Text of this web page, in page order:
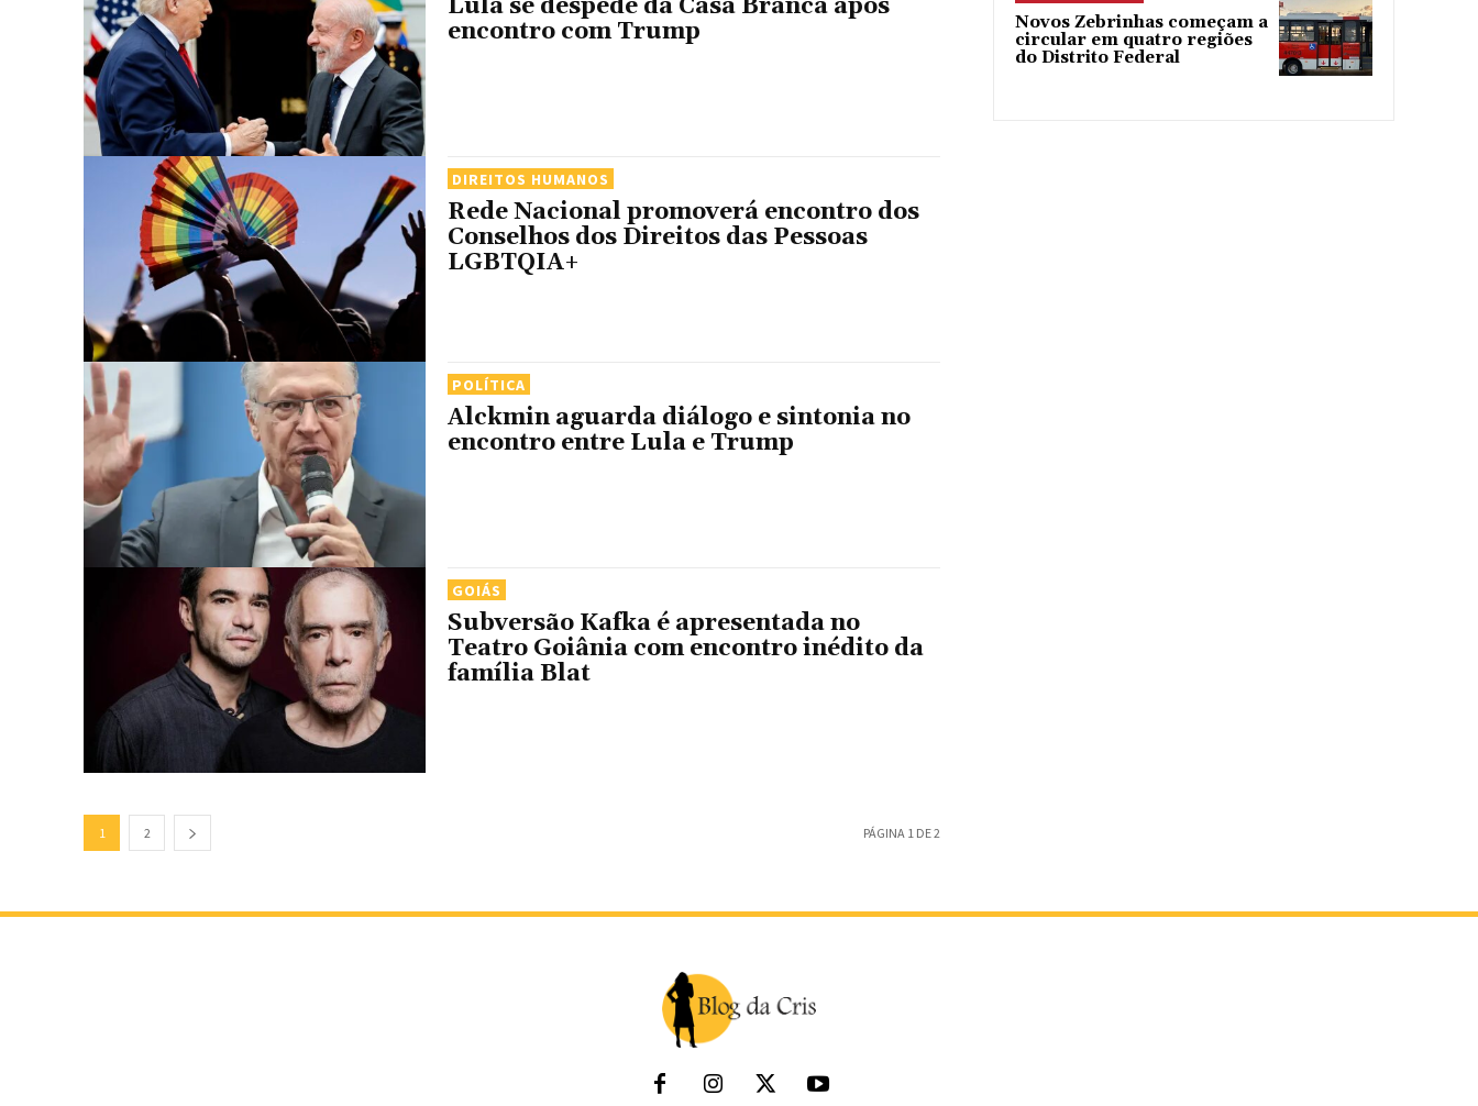
Lula se despede da Casa Branca após
encontro com Trump
DIREITOS HUMANOS
Rede Nacional promoverá encontro dos
Conselhos dos Direitos das Pessoas
LGBTQIA+
POLÍTICA
Alckmin aguarda diálogo e sintonia no
encontro entre Lula e Trump
GOIÁS
Subversão Kafka é apresentada no
Teatro Goiânia com encontro inédito da
família Blat
1 2 PÁGINA 1 DE 2
Novos Zebrinhas começam a
circular em quatro regiões
do Distrito Federal